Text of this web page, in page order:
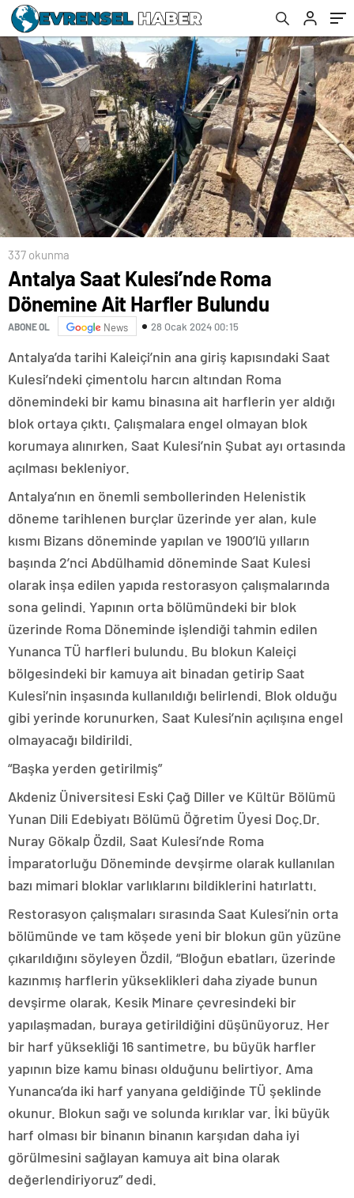
337 okunma
Antalya Saat Kulesi’nde Roma
Dönemine Ait Harfler Bulundu
ABONE OL News 28 Ocak 2024 00:15
Antalya’da tarihi Kaleiçi’nin ana giriş kapısındaki Saat
Kulesi’ndeki çimentolu harcın altından Roma
dönemindeki bir kamu binasına ait harflerin yer aldığı
blok ortaya çıktı. Çalışmalara engel olmayan blok
korumaya alınırken, Saat Kulesi’nin Şubat ayı ortasında
açılması bekleniyor.
Antalya’nın en önemli sembollerinden Helenistik
döneme tarihlenen burçlar üzerinde yer alan, kule
kısmı Bizans döneminde yapılan ve 1900’lü yılların
başında 2’nci Abdülhamid döneminde Saat Kulesi
olarak inşa edilen yapıda restorasyon çalışmalarında
sona gelindi. Yapının orta bölümündeki bir blok
üzerinde Roma Döneminde işlendiği tahmin edilen
Yunanca TÜ harfleri bulundu. Bu blokun Kaleiçi
bölgesindeki bir kamuya ait binadan getirip Saat
Kulesi’nin inşasında kullanıldığı belirlendi. Blok olduğu
gibi yerinde korunurken, Saat Kulesi’nin açılışına engel
olmayacağı bildirildi.
“Başka yerden getirilmiş”
Akdeniz Üniversitesi Eski Çağ Diller ve Kültür Bölümü
Yunan Dili Edebiyatı Bölümü Öğretim Üyesi Doç.Dr.
Nuray Gökalp Özdil, Saat Kulesi’nde Roma
İmparatorluğu Döneminde devşirme olarak kullanılan
bazı mimari bloklar varlıklarını bildiklerini hatırlattı.
Restorasyon çalışmaları sırasında Saat Kulesi’nin orta
bölümünde ve tam köşede yeni bir blokun gün yüzüne
çıkarıldığını söyleyen Özdil, “Bloğun ebatları, üzerinde
kazınmış harflerin yükseklikleri daha ziyade bunun
devşirme olarak, Kesik Minare çevresindeki bir
yapılaşmadan, buraya getirildiğini düşünüyoruz. Her
bir harf yüksekliği 16 santimetre, bu büyük harfler
yapının bize kamu binası olduğunu belirtiyor. Ama
Yunanca’da iki harf yanyana geldiğinde TÜ şeklinde
okunur. Blokun sağı ve solunda kırıklar var. İki büyük
harf olması bir binanın binanın karşıdan daha iyi
görülmesini sağlayan kamuya ait bina olarak
değerlendiriyoruz” dedi.